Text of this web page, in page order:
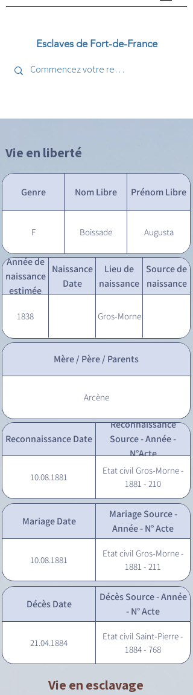
Esclaves de Fort-de-France
Vie en liberté
Genre Nom Libre Prénom Libre
F Boissade Augusta
Année de
naissance
estimée
Naissance
Date
Lieu de
naissance
Source de
naissance
1838 Gros-Morne
Mère / Père / Parents
Arcène
Reconnaissance Date
Reconnaissance
Source - Année -
N°Acte
10.08.1881
Etat civil Gros-Morne -
1881 - 210
Mariage Date
Mariage Source -
Année - N° Acte
10.08.1881
Etat civil Gros-Morne -
1881 - 211
Décès Date
Décès Source - Année
- N° Acte
21.04.1884
Etat civil Saint-Pierre -
1884 - 768
Vie en esclavage